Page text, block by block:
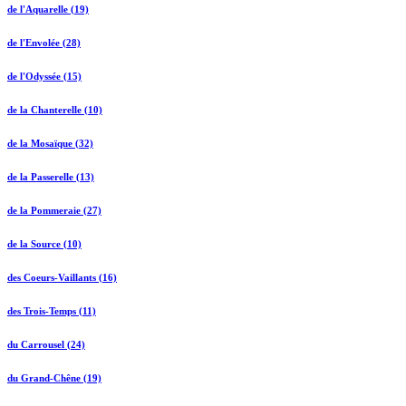
de l'Aquarelle (19)
de l'Envolée (28)
de l'Odyssée (15)
de la Chanterelle (10)
de la Mosaïque (32)
de la Passerelle (13)
de la Pommeraie (27)
de la Source (10)
des Coeurs-Vaillants (16)
des Trois-Temps (11)
du Carrousel (24)
du Grand-Chêne (19)